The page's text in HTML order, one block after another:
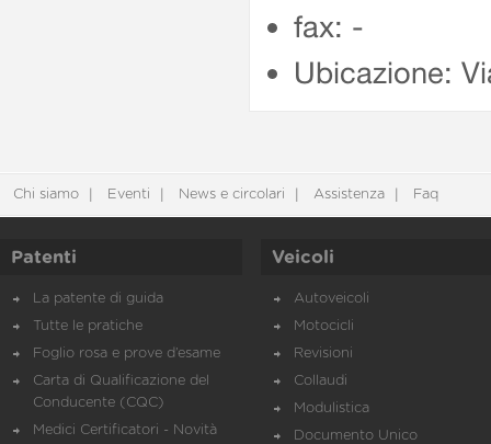
fax: -
Ubicazione:
Chi siamo Eventi News e circolari Assistenza Faq
Patenti
La patente di guida
Tutte le pratiche
Foglio rosa e prove d’esame
Carta di Qualificazione del
Conducente (CQC)
Medici Certificatori - Novità
Veicoli
Autoveicoli
Motocicli
Revisioni
Collaudi
Modulistica
Documento Unico